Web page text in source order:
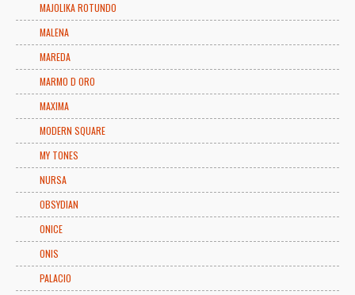
MAJOLIKA ROTUNDO
MALENA
MAREDA
MARMO D ORO
MAXIMA
MODERN SQUARE
MY TONES
NURSA
OBSYDIAN
ONICE
ONIS
PALACIO